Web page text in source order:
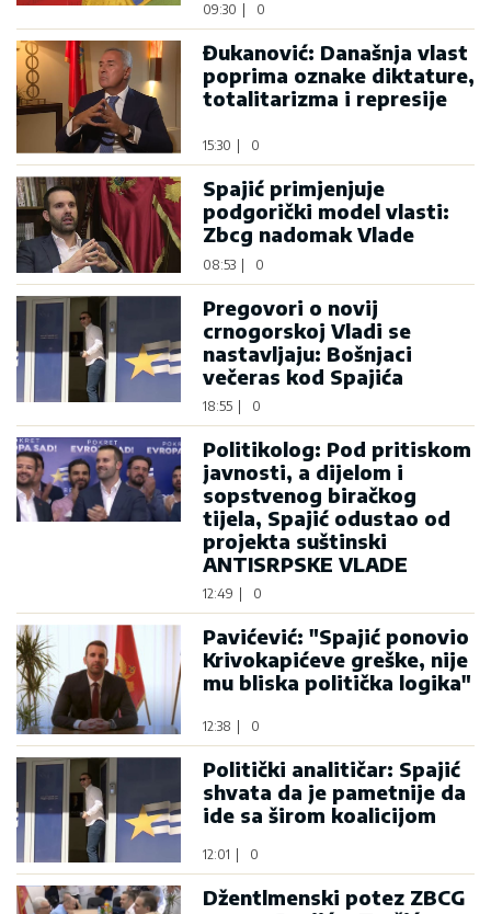
09:30 0
Đukanović: Današnja vlast
poprima oznake diktature,
totalitarizma i represije
15:30 0
Spajić primjenjuje
podgorički model vlasti:
Zbcg nadomak Vlade
08:53 0
Pregovori o novij
crnogorskoj Vladi se
nastavljaju: Bošnjaci
večeras kod Spajića
18:55 0
Politikolog: Pod pritiskom
javnosti, a dijelom i
sopstvenog biračkog
tijela, Spajić odustao od
projekta suštinski
ANTISRPSKE VLADE
12:49 0
Pavićević: "Spajić ponovio
Krivokapićeve greške, nije
mu bliska politička logika"
12:38 0
Politički analitičar: Spajić
shvata da je pametnije da
ide sa širom koalicijom
12:01 0
Džentlmenski potez ZBCG